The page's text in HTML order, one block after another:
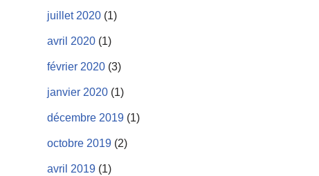
juillet 2020 (1)
avril 2020 (1)
février 2020 (3)
janvier 2020 (1)
décembre 2019 (1)
octobre 2019 (2)
avril 2019 (1)